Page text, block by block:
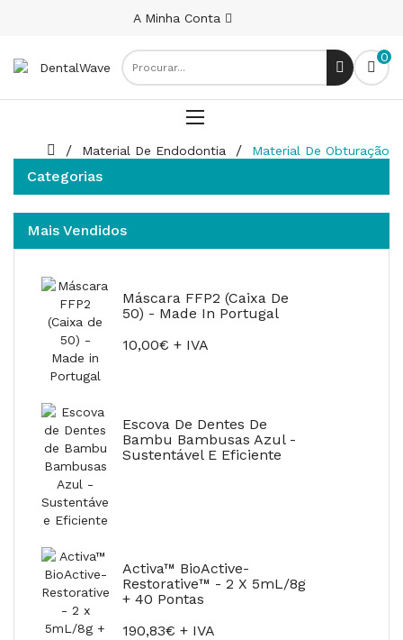
A Minha Conta
0
Material De Endodontia Material De Obturação
Categorias
Mais Vendidos
Máscara FFP2 (Caixa De
50) - Made In Portugal
10,00€ + IVA
Escova De Dentes De
Bambu Bambusas Azul -
Sustentável E Eficiente
Activa™ BioActive-
Restorative™ - 2 X 5mL/8g
+ 40 Pontas
190,83€ + IVA